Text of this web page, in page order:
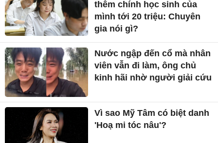
thêm chính học sinh của
mình tới 20 triệu: Chuyên
gia nói gì?
Nước ngập đến cổ mà nhân
viên vẫn đi làm, ông chủ
kinh hãi nhờ người giải cứu
Vì sao Mỹ Tâm có biệt danh
'Hoạ mi tóc nâu'?